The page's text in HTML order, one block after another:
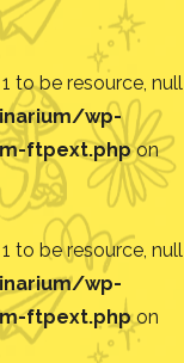
to be resource, null
wp-
ftpext.phpon
to be resource, null
wp-
ftpext.phpon